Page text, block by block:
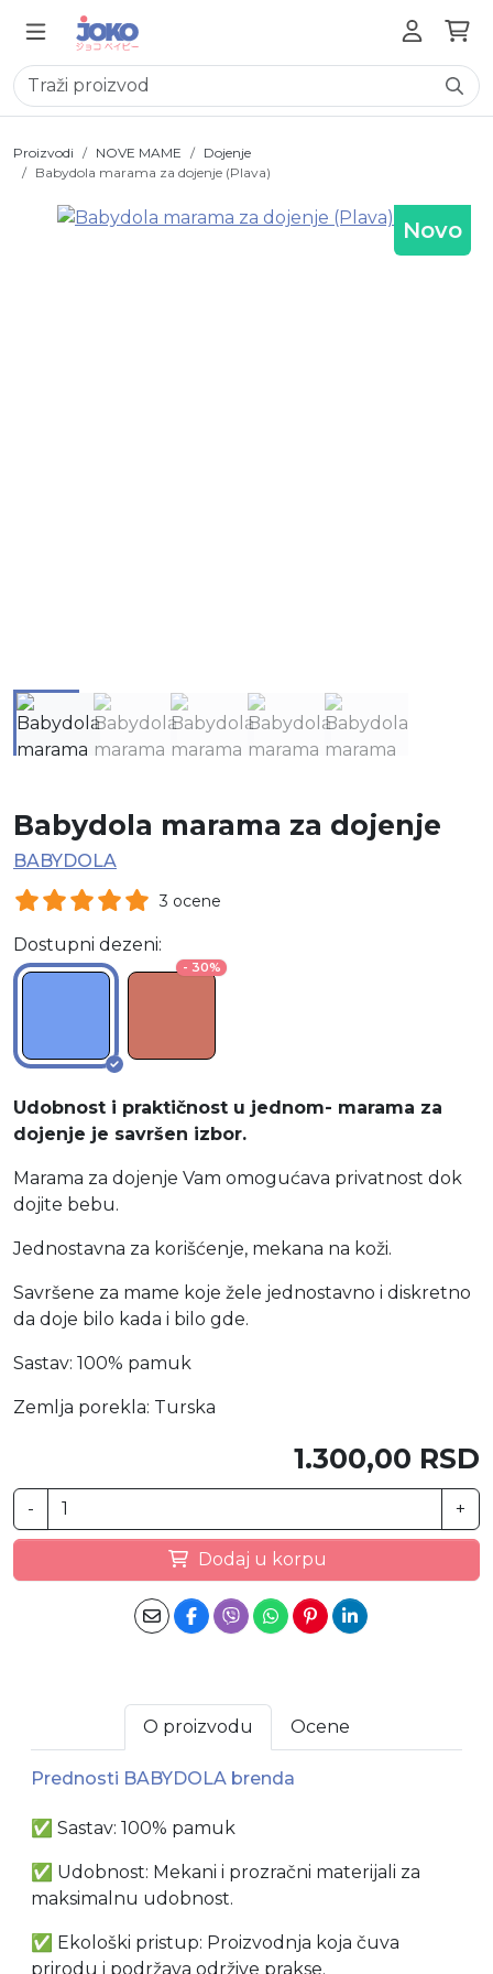
Proizvodi NOVE MAME
Dojenje
Babydola marama za dojenje (Plava)
Novo
Babydola marama za dojenje
BABYDOLA
3 ocene
Dostupni dezeni:
- 30%
Udobnost i praktičnost u jednom- marama za
dojenje je savršen izbor.
Marama za dojenje Vam omogućava privatnost dok
dojite bebu.
Jednostavna za korišćenje, mekana na koži.
Savršene za mame koje žele jednostavno i diskretno
da doje bilo kada i bilo gde.
Sastav: 100% pamuk
Zemlja porekla: Turska
1.300,00 RSD
- +
Dodaj u korpu
O proizvodu Ocene
Prednosti BABYDOLA brenda
✅ Sastav: 100% pamuk
✅ Udobnost: Mekani i prozračni materijali za
maksimalnu udobnost.
✅ Ekološki pristup: Proizvodnja koja čuva
prirodu i podržava održive prakse.